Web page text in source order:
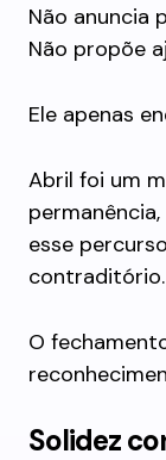
Não anuncia
Não propõe
Ele apenas
Abril foi um
esse
contraditório.
O
Solidez